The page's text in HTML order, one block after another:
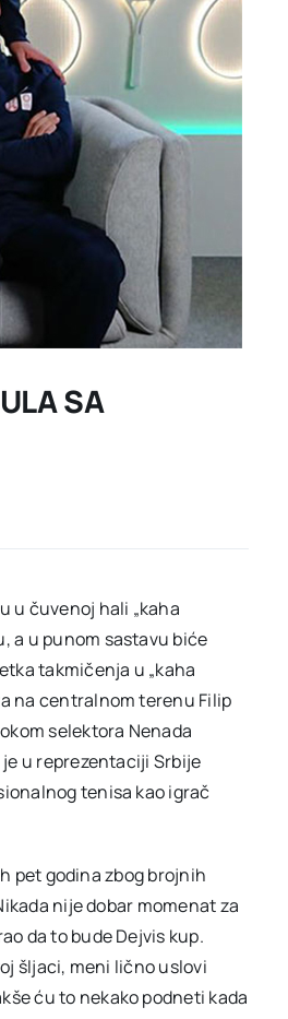
SA
u čuvenoj hali „kaha
a u punom sastavu biće
takmičenja u „kaha
na centralnom terenu Filip
selektora Nenada
u reprezentaciji Srbije
tenisa kao igrač
pet godina zbog brojnih
nije dobar momenat za
da to bude Dejvis kup.
šljaci, meni lično uslovi
ću to nekako podneti kada